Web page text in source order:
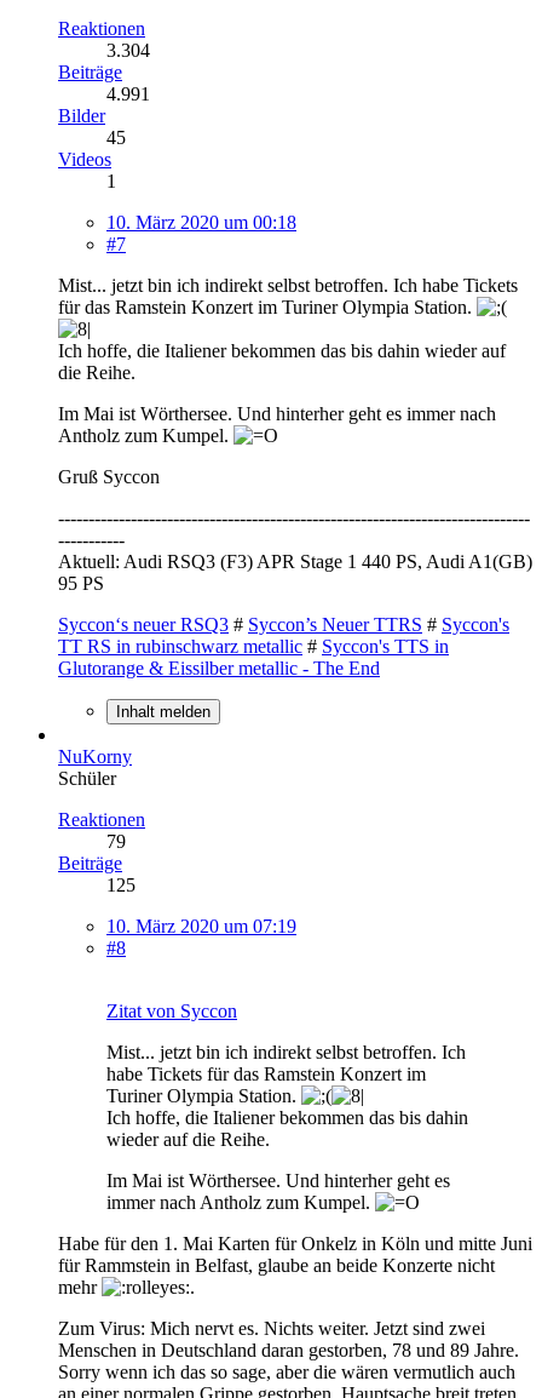
Reaktionen
3.304
Beiträge
4.991
Bilder
45
Videos
1
10. März 2020 um 00:18
#7
Mist... jetzt bin ich indirekt selbst betroffen. Ich habe Tickets
für das Ramstein Konzert im Turiner Olympia Station.
Ich hoffe, die Italiener bekommen das bis dahin wieder auf
die Reihe.
Im Mai ist Wörthersee. Und hinterher geht es immer nach
Antholz zum Kumpel.
Gruß Syccon
------------------------------------------------------------------------------
-----------
Aktuell: Audi RSQ3 (F3) APR Stage 1 440 PS, Audi A1(GB)
95 PS
Syccon‘s neuer RSQ3 # Syccon’s Neuer TTRS # Syccon's
TT RS in rubinschwarz metallic # Syccon's TTS in
Glutorange & Eissilber metallic - The End
Inhalt melden
NuKorny
Schüler
Reaktionen
79
Beiträge
125
10. März 2020 um 07:19
#8
Zitat von Syccon
Mist... jetzt bin ich indirekt selbst betroffen. Ich
habe Tickets für das Ramstein Konzert im
Turiner Olympia Station.
Ich hoffe, die Italiener bekommen das bis dahin
wieder auf die Reihe.
Im Mai ist Wörthersee. Und hinterher geht es
immer nach Antholz zum Kumpel.
Habe für den 1. Mai Karten für Onkelz in Köln und mitte Juni
für Rammstein in Belfast, glaube an beide Konzerte nicht
mehr
.
Zum Virus: Mich nervt es. Nichts weiter. Jetzt sind zwei
Menschen in Deutschland daran gestorben, 78 und 89 Jahre.
Sorry wenn ich das so sage, aber die wären vermutlich auch
an einer normalen Grippe gestorben. Hauptsache breit treten